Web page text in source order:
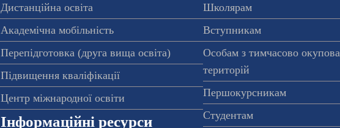
Дистанційна освіта
Академічна мобільність
Перепідготовка (друга вища освіта)
Підвищення кваліфікації
Центр міжнародної освіти
Інформаційні ресурси
Школярам
Вступникам
Особам з тимчасово
територій
Першокурсникам
Студентам